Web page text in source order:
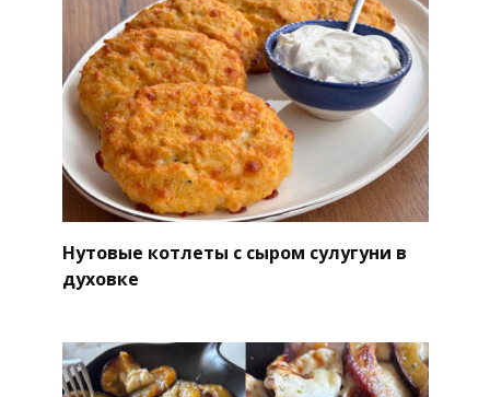
Нутовые котлеты с сыром сулугуни в
духовке